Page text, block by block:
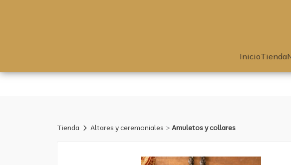
fbq('track', 'ViewContent', { content_ids: ['123'], // 'REQUIRED': array of
InicioTienda
Tienda Altares y ceremoniales > Amuletos y collares